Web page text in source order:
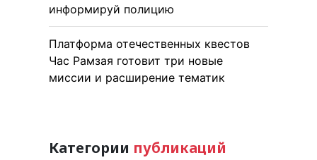
информируй полицию
Платформа отечественных квестов
Час Рамзая готовит три новые
миссии и расширение тематик
Категории публикаций